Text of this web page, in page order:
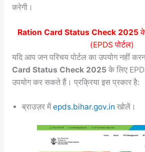
करेगी।
Ration Card Status Check 2025के
(EPDS पोर्टल)
यदि आप जन परिचय पोर्टल का उपयोग नहीं
Card Status Check 2025 के लिए
उपयोग कर सकते हैं। प्रक्रिया इस प्रकार है:
ब्राउज़र मेंepds.bihar.gov.in खोलें।